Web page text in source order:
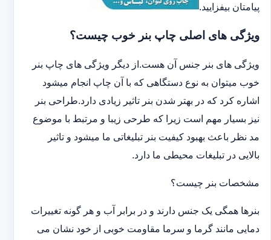
پیامتان بیفزایید.
ویژگی های اصلی چاپ بنر خوب چیست؟
ویژگی های بنر جنس آن هست.از دیگر ویژگی های چاپ بنر
خوب میتوان به نوع دستگاهی که با آن چاپ انجام میشود
اشاره کرد که در بهتر شدن بنر تاثیر زیادی دارد.طراحی بنر
نیز بسیار مهم است زیرا که طرحی زیبا و مرتبط با موضوع
مد نظر باعث بهبود کیفیت بنر تبلیغاتی ما میشود و تاثیر
بالایی در تبلیغات محیطی ما دارد.
مشخصات بنر چیست؟
بنرها همگی یک جنس دارند و در برابر آب و هر گونه تغییرات
دمایی مانند گرما و سرما مقاومت خوبی از خود نشان می